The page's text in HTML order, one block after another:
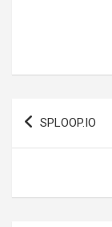
Navegación
SPLOOP.IO